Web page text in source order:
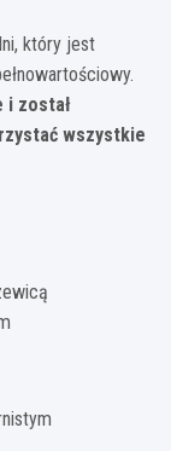
który jest
i został
wszystkie